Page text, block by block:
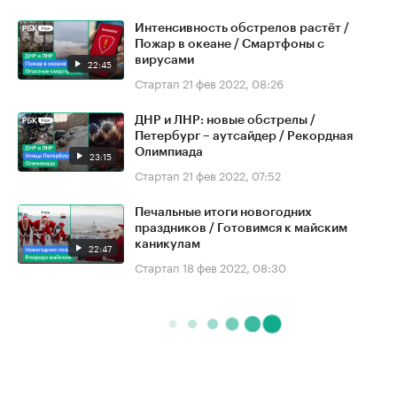
22:45
Интенсивность обстрелов растёт /
Пожар в океане / Смартфоны с
вирусами
Стартап 21 фев 2022, 08:26
23:15
ДНР и ЛНР: новые обстрелы /
Петербург – аутсайдер / Рекордная
Олимпиада
Стартап 21 фев 2022, 07:52
22:47
Печальные итоги новогодних
праздников / Готовимся к майским
каникулам
Стартап 18 фев 2022, 08:30